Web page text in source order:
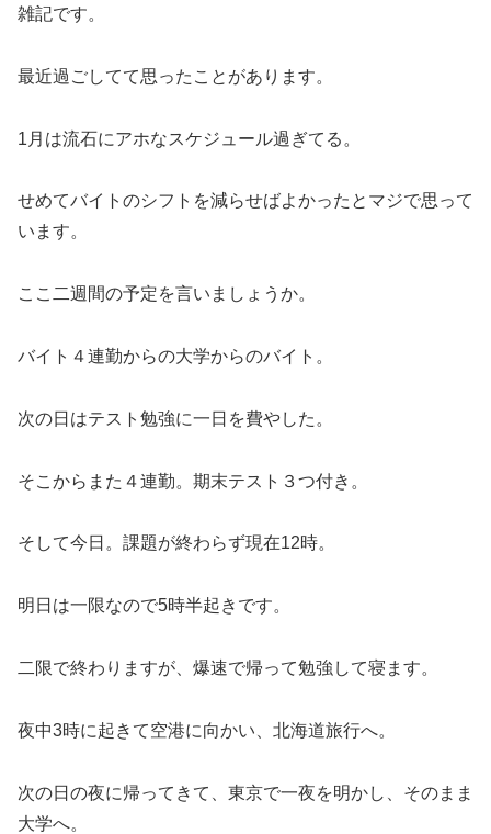
雑記です。
最近過ごしてて思ったことがあります。
1月は流石にアホなスケジュール過ぎてる。
せめてバイトのシフトを減らせばよかったとマジで思って
います。
ここ二週間の予定を言いましょうか。
バイト４連勤からの大学からのバイト。
次の日はテスト勉強に一日を費やした。
そこからまた４連勤。期末テスト３つ付き。
そして今日。課題が終わらず現在12時。
明日は一限なので5時半起きです。
二限で終わりますが、爆速で帰って勉強して寝ます。
夜中3時に起きて空港に向かい、北海道旅行へ。
次の日の夜に帰ってきて、東京で一夜を明かし、そのまま
大学へ。